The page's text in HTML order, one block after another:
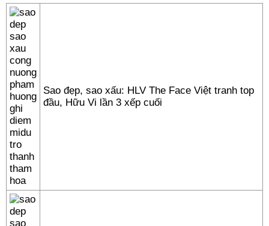
Sao đẹp, sao xấu: HLV The Face Việt tranh top
đầu, Hữu Vi lần 3 xếp cuối